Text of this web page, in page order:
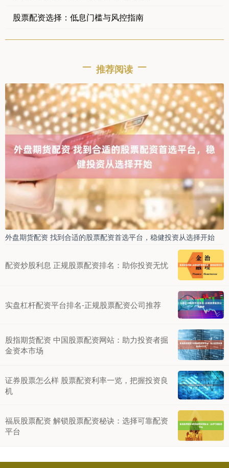
股票配资选择：低息门槛与风控指南
推荐阅读
外盘期货配资 找到合适的股票配资首选平台，稳健投资从选择开始
配资炒股利息 正规股票配资排名：助你投资无忧
实盘杠杆配资平台排名-正规股票配资公司推荐
股指期货配资 中国股票配资网站：助力投资者掘
金资本市场
证券股票怎么样 股票配资利率一览，把握投资良
机
福辰股票配资 解锁股票配资秘诀：选择可靠配资
平台